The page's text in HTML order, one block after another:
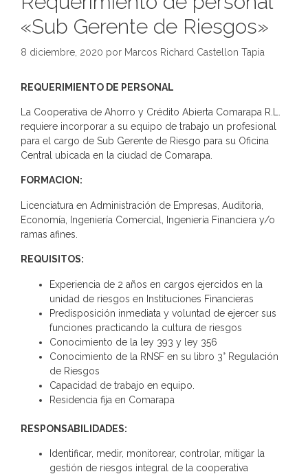
«Sub Gerente de Riesgos»
8 diciembre, 2020 por Marcos Richard Castellon Tapia
REQUERIMIENTO DE PERSONAL
La Cooperativa de Ahorro y Crédito Abierta Comarapa R.L.
requiere incorporar a su equipo de trabajo un profesional
para el cargo de Sub Gerente de Riesgo para su Oficina
Central ubicada en la ciudad de Comarapa.
FORMACION:
Licenciatura en Administración de Empresas, Auditoria,
Economía, Ingeniería Comercial, Ingeniería Financiera y/o
ramas afines.
REQUISITOS:
Experiencia de 2 años en cargos ejercidos en la
unidad de riesgos en Instituciones Financieras
Predisposición inmediata y voluntad de ejercer sus
funciones practicando la cultura de riesgos
Conocimiento de la ley 393 y ley 356
Conocimiento de la RNSF en su libro 3° Regulación
de Riesgos
Capacidad de trabajo en equipo.
Residencia fija en Comarapa
RESPONSABILIDADES:
Identificar, medir, monitorear, controlar, mitigar la
gestión de riesgos integral de la cooperativa